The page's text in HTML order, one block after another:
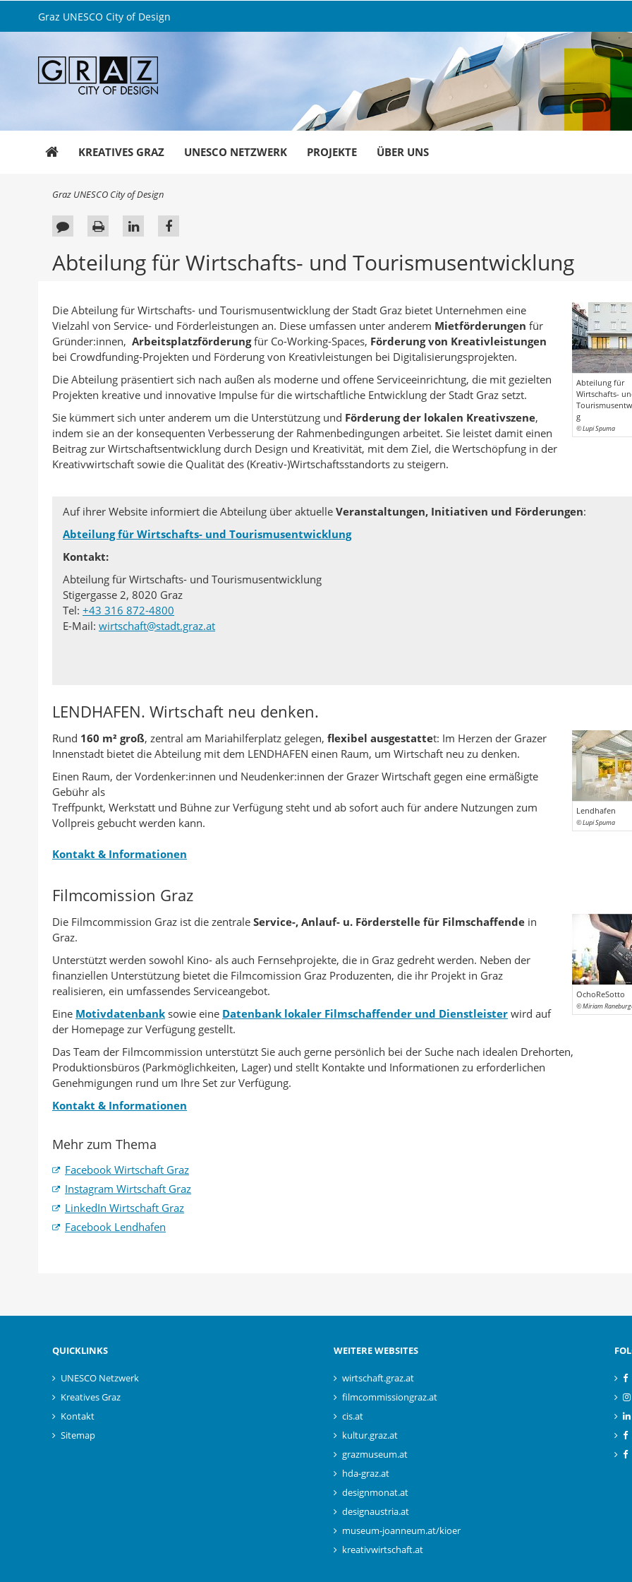
Graz UNESCO City of Design
KREATIVES GRAZ UNESCO NETZWERK PROJEKTE ÜBER UNS
S
s
n
d
e
r
:
Graz UNESCO City of Design
F
e
a
c
k
a
n
A
u
t
o
S
i
e
d
r
u
c
k
e
n
A
f
n
k
e
d
I
n
t
e
i
e
n
A
f
a
c
e
b
o
o
k
t
e
i
e
n
Abteilung für Wirtschafts- und Tourismusentwicklung
Abteilung für
Wirtschafts-
g
© Lupi Spuma
Die Abteilung für Wirtschafts- und Tourismusentwicklung der Stadt Graz bietet Unternehmen eine
Vielzahl von Service- und Förderleistungen an. Diese umfassen unter anderem Mietförderungen für
Gründer:innen, Arbeitsplatzförderungfür Co-Working-Spaces, Förderung von Kreativleistungen
bei Crowdfunding-Projekten und Förderung von Kreativleistungen bei Digitalisierungsprojekten.
Die Abteilung präsentiert sich nach außen als moderne und offene Serviceeinrichtung, die mit gezielten
Projekten kreative und innovative Impulse für die wirtschaftliche Entwicklung der Stadt Graz setzt.
Sie kümmert sich unter anderem um die Unterstützung und Förderung der lokalen Kreativszene,
indem sie an der konsequenten Verbesserung der Rahmenbedingungen arbeitet. Sie leistet damit einen
Beitrag zur Wirtschaftsentwicklung durch Design und Kreativität, mit dem Ziel, die Wertschöpfung in der
Kreativwirtschaft sowie die Qualität des (Kreativ-)Wirtschaftsstandorts zu steigern.
Auf ihrer Website informiert die Abteilung über aktuelle Veranstaltungen, Initiativen und Förderungen:
Abteilung für Wirtschafts- und Tourismusentwicklung
Kontakt:
Abteilung für Wirtschafts- und Tourismusentwicklung
Stigergasse 2, 8020 Graz
Tel: +43 316 872-4800
E-Mail: wirtschaft@stadt.graz.at
LENDHAFEN. Wirtschaft neu denken.
Lendhafen
© Lupi Spuma
Rund 160 m² groß, zentral am Mariahilferplatz gelegen, flexibel ausgestattet: Im Herzen der Grazer
Innenstadt bietet die Abteilung mit dem LENDHAFEN einen Raum, um Wirtschaft neu zu denken.
Einen Raum, der Vordenker:innen und Neudenker:innen der Grazer Wirtschaft gegen eine ermäßigte
Gebühr als
Treffpunkt, Werkstatt und Bühne zur Verfügung steht und ab sofort auch für andere Nutzungen zum
Vollpreis gebucht werden kann.
Kontakt & Informationen
Filmcomission Graz
OchoReSotto
© Miriam
Die Filmcommission Graz ist die zentrale Service-, Anlauf- u. Förderstelle für Filmschaffende in
Graz.
Unterstützt werden sowohl Kino- als auch Fernsehprojekte, die in Graz gedreht werden. Neben der
finanziellen Unterstützung bietet die Filmcomission Graz Produzenten, die ihr Projekt in Graz
realisieren, ein umfassendes Serviceangebot.
Eine Motivdatenbank sowie eine Datenbank lokaler Filmschaffender und Dienstleister wird auf
der Homepage zur Verfügung gestellt.
Das Team der Filmcommission unterstützt Sie auch gerne persönlich bei der Suche nach idealen Drehorten,
Produktionsbüros (Parkmöglichkeiten, Lager) und stellt Kontakte und Informationen zu erforderlichen
Genehmigungen rund um Ihre Set zur Verfügung.
Kontakt & Informationen
Mehr zum Thema
Facebook Wirtschaft Graz
Instagram Wirtschaft Graz
LinkedIn Wirtschaft Graz
Facebook Lendhafen
QUICKLINKS
UNESCO Netzwerk
Kreatives Graz
Kontakt
Sitemap
WEITERE WEBSITES
wirtschaft.graz.at
filmcommissiongraz.at
cis.at
kultur.graz.at
grazmuseum.at
hda-graz.at
designmonat.at
designaustria.at
museum-joanneum.at/kioer
kreativwirtschaft.at